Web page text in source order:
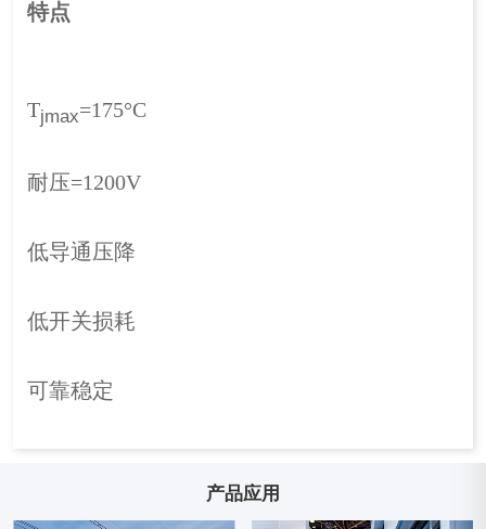
特点
Tjmax=175°C
耐压=1200V
低导通压降
低开关损耗
可靠稳定
产品应用